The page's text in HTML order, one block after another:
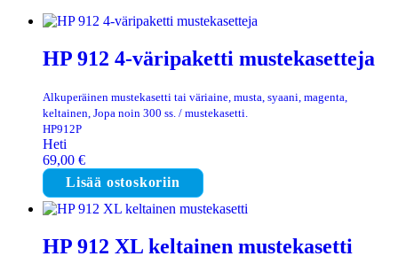
HP 912 4-väripaketti mustekasetteja
Alkuperäinen mustekasetti tai väriaine, musta, syaani, magenta,
keltainen, Jopa noin 300 ss. / mustekasetti.
HP912P
Heti
69,00 €
Lisää ostoskoriin
HP 912 XL keltainen mustekasetti